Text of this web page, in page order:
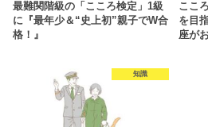
最難関階級の「こころ検定」1級
に『最年少＆“史上初”親子でW合
格！』
ここ
を目
座が
知識